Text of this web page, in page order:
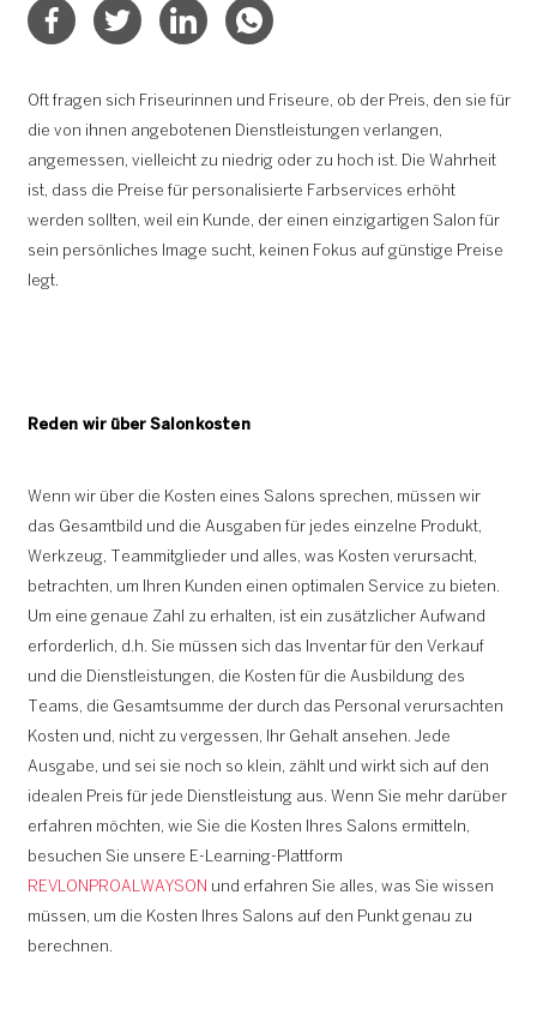
Oft fragen sich Friseurinnen und Friseure, ob der Preis, den sie für
die von ihnen angebotenen Dienstleistungen verlangen,
angemessen, vielleicht zu niedrig oder zu hoch ist. Die Wahrheit
ist, dass die Preise für personalisierte Farbservices erhöht
werden sollten, weil ein Kunde, der einen einzigartigen Salon für
sein persönliches Image sucht, keinen Fokus auf günstige Preise
legt.
Reden wir über Salonkosten
Wenn wir über die Kosten eines Salons sprechen, müssen wir
das Gesamtbild und die Ausgaben für jedes einzelne Produkt,
Werkzeug, Teammitglieder und alles, was Kosten verursacht,
betrachten, um Ihren Kunden einen optimalen Service zu bieten.
Um eine genaue Zahl zu erhalten, ist ein zusätzlicher Aufwand
erforderlich, d.h. Sie müssen sich das Inventar für den Verkauf
und die Dienstleistungen, die Kosten für die Ausbildung des
Teams, die Gesamtsumme der durch das Personal verursachten
Kosten und, nicht zu vergessen, Ihr Gehalt ansehen. Jede
Ausgabe, und sei sie noch so klein, zählt und wirkt sich auf den
idealen Preis für jede Dienstleistung aus. Wenn Sie mehr darüber
erfahren möchten, wie Sie die Kosten Ihres Salons ermitteln,
besuchen Sie unsere E-Learning-Plattform
REVLONPROALWAYSON und erfahren Sie alles, was Sie wissen
müssen, um die Kosten Ihres Salons auf den Punkt genau zu
berechnen.